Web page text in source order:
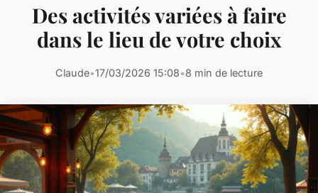
Des activités variées à faire
dans le lieu de votre choix
Claude•17/03/2026 15:08•8 min de lecture